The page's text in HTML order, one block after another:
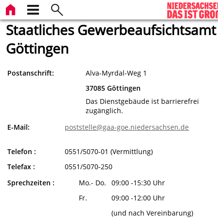
Staatliches Gewerbeaufsichtsamt
Göttingen
Postanschrift:
Alva-Myrdal-Weg 1
37085 Göttingen
Das Dienstgebäude ist barrierefrei
zugänglich.
E-Mail:
poststelle@gaa-goe.niedersachsen.de
Telefon :
0551/5070-01 (Vermittlung)
Telefax :
0551/5070-250
Sprechzeiten :
Mo.- Do.
09:00 -15:30 Uhr
Fr.
09:00 -12:00 Uhr
(und nach Vereinbarung)